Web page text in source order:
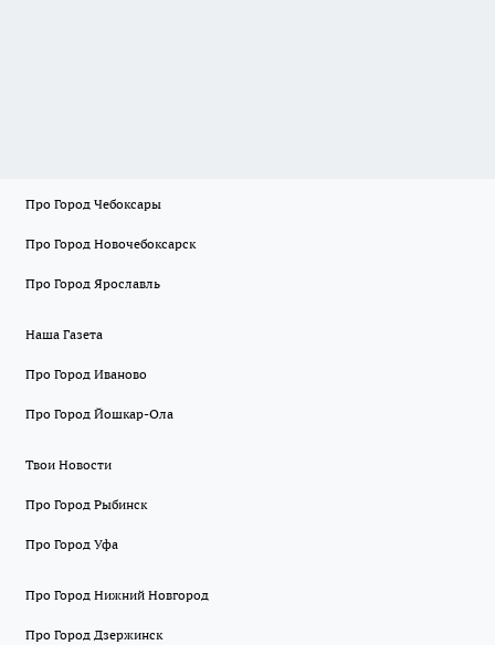
Про Город Чебоксары
Про Город Новочебоксарск
Про Город Ярославль
Наша Газета
Про Город Иваново
Про Город Йошкар-Ола
Твои Новости
Про Город Рыбинск
Про Город Уфа
Про Город Нижний Новгород
Про Город Дзержинск